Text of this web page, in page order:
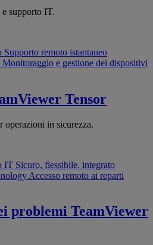
supporto IT.
Supporto remoto istantaneo
Monitoraggio e gestione dei dispositivi
Tensor
operazioni in sicurezza.
IT Sicuro, flessibile, integrato
Accesso remoto ai reparti
problemi TeamViewer